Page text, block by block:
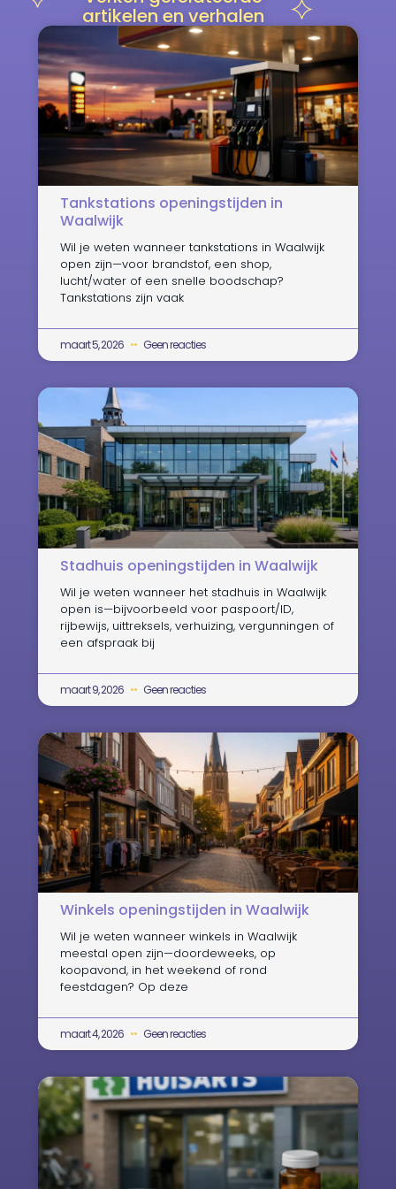
artikelen en verhalen
Tankstations openingstijden in
Waalwijk
Wil je weten wanneer tankstations in Waalwijk
open zijn—voor brandstof, een shop,
lucht/water of een snelle boodschap?
Tankstations zijn vaak
maart 5, 2026 Geen reacties
Stadhuis openingstijden in Waalwijk
Wil je weten wanneer het stadhuis in Waalwijk
open is—bijvoorbeeld voor paspoort/ID,
rijbewijs, uittreksels, verhuizing, vergunningen of
een afspraak bij
maart 9, 2026 Geen reacties
Winkels openingstijden in Waalwijk
Wil je weten wanneer winkels in Waalwijk
meestal open zijn—doordeweeks, op
koopavond, in het weekend of rond
feestdagen? Op deze
maart 4, 2026 Geen reacties